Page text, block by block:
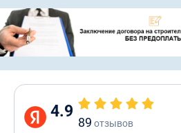
4.9
89 отзывов